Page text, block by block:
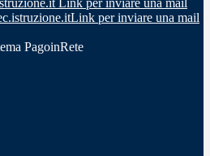
Link per inviare una mail
PagoinRete